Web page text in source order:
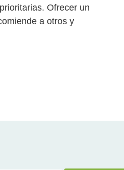
Ofrecer un
a otros y